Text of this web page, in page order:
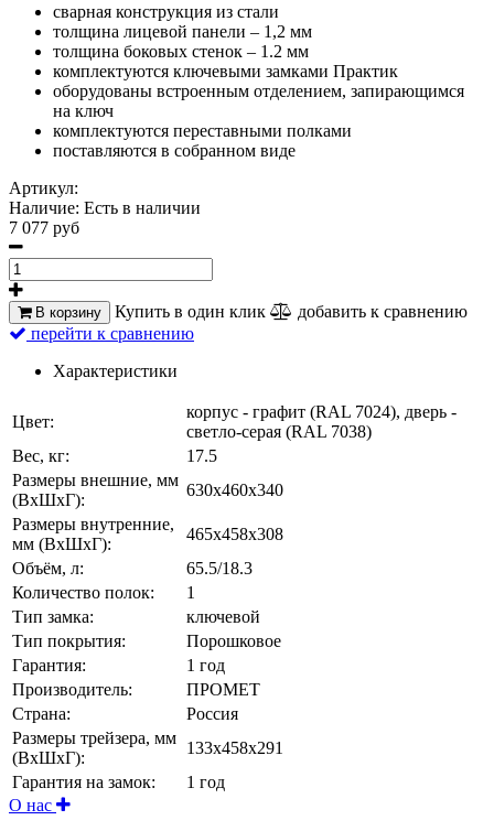
сварная конструкция из стали
толщина лицевой панели – 1,2 мм
толщина боковых стенок – 1.2 мм
комплектуются ключевыми замками Практик
оборудованы встроенным отделением, запирающимся
на ключ
комплектуются переставными полками
поставляются в собранном виде
Артикул:
Наличие: Есть в наличии
7 077 руб
В корзину Купить в один клик
добавить к сравнению
перейти к сравнению
Характеристики
Цвет:
корпус - графит (RAL 7024), дверь -
светло-серая (RAL 7038)
Вес, кг:
17.5
Размеры внешние, мм
(ВхШхГ):
630x460x340
Размеры внутренние,
мм (ВхШхГ):
465x458x308
Объём, л:
65.5/18.3
Количество полок:
1
Тип замка:
ключевой
Тип покрытия:
Порошковое
Гарантия:
1 год
Производитель:
ПРОМЕТ
Страна:
Россия
Размеры трейзера, мм
(ВхШхГ):
133x458x291
Гарантия на замок:
1 год
О нас